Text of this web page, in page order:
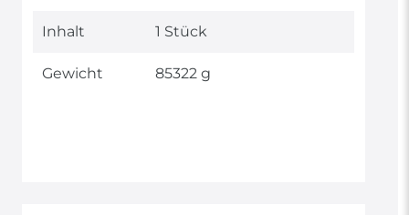
Inhalt 1 Stück
Gewicht 85322 g